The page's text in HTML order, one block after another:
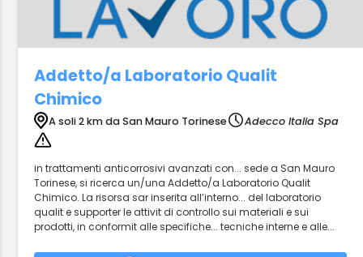
Addetto/a Laboratorio Qualit
Chimico
A soli 2 km da San Mauro Torinese Adecco Italia Spa
in trattamenti anticorrosivi avanzati con... sede a San Mauro
Torinese, si ricerca un/una Addetto/a Laboratorio Qualit
Chimico. La risorsa sar inserita all’interno... del laboratorio
qualit e supporter le attivit di controllo sui materiali e sui
prodotti, in conformit alle specifiche... tecniche interne e alle...